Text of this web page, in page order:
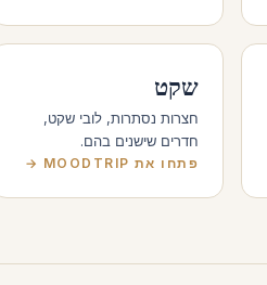
שקט
חצרות נסתרות, לובי שקט,
חדרים שישנים בהם.
פתחו את MOODTRIP →